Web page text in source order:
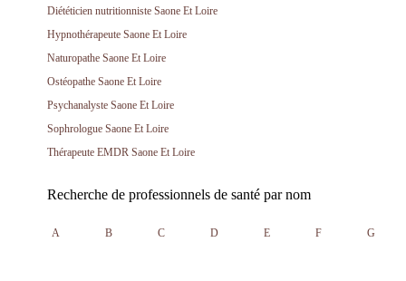
Diététicien nutritionniste Saone Et Loire
Hypnothérapeute Saone Et Loire
Naturopathe Saone Et Loire
Ostéopathe Saone Et Loire
Psychanalyste Saone Et Loire
Sophrologue Saone Et Loire
Thérapeute EMDR Saone Et Loire
Recherche de professionnels de santé par nom
A B C D E F G